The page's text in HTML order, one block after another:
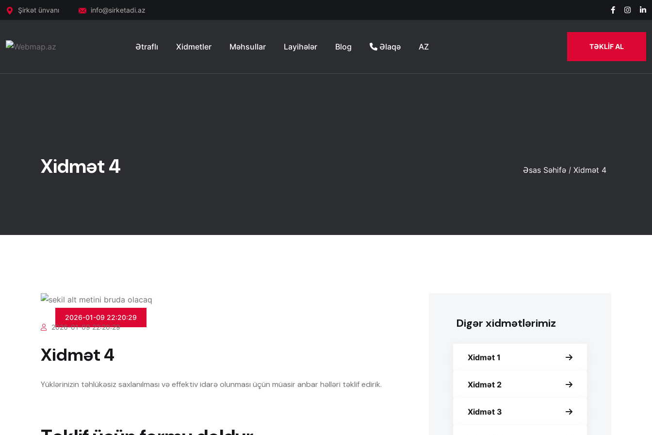
Şirkət ünvanı info@sirketadi.az
Ətraflı Xidmetler Məhsullar Layihələr Blog Əlaqə AZ TƏKLİF AL
Xidmət 4 Əsas Səhifə / Xidmət 4
2026-01-09 22:20:29
2026-01-09 22:20:29
Xidmət 4
Yüklərinizin təhlükəsiz saxlanılması və effektiv idarə olunması üçün müasir anbar həlləri təklif edirik.
Digər xidmətlərimiz
Xidmət 1
Xidmət 2
Xidmət 3